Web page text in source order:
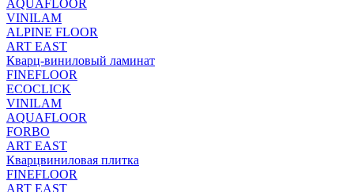
AQUAFLOOR
VINILAM
ALPINE FLOOR
ART EAST
Кварц-виниловый ламинат
FINEFLOOR
ECOCLICK
VINILAM
AQUAFLOOR
FORBO
ART EAST
Кварцвиниловая плитка
FINEFLOOR
ART EAST